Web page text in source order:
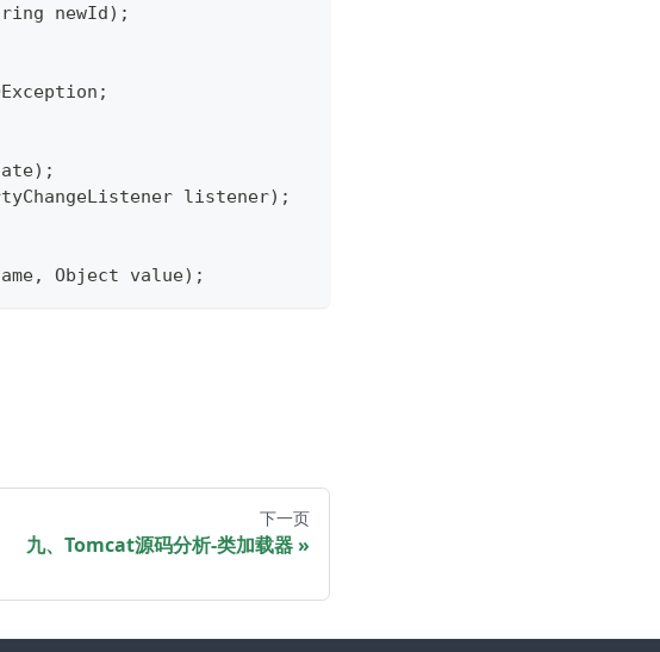
newId);
listener);
Object value);
下一页
九、Tomcat源码分析-类加载器